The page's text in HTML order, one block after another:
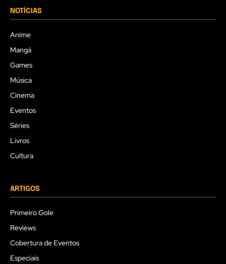
NOTÍCIAS
Anime
Mangá
Games
Música
Cinema
Eventos
Séries
Livros
Cultura
ARTIGOS
Primeiro Gole
Reviews
Cobertura de Eventos
Especiais